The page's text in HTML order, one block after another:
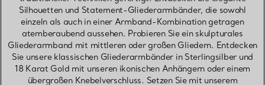
Silhouetten und Statement-Gliederarmbänder, die sowohl
einzeln als auch in einer Armband-Kombination getragen
atemberaubend aussehen. Probieren Sie ein skulpturales
Gliederarmband mit mittleren oder großen Gliedern. Entdecken
Sie unsere klassischen Gliederarmbänder in Sterlingsilber und
18 Karat Gold mit unseren ikonischen Anhängern oder einem
übergroßen Knebelverschluss. Setzen Sie mit unserem